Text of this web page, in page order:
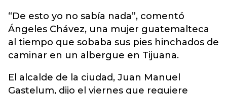
“De esto yo no sabía nada”, comentó
Ángeles Chávez, una mujer guatemalteca
al tiempo que sobaba sus pies hinchados de
caminar en un albergue en Tijuana.
El alcalde de la ciudad, Juan Manuel
Gastelum, dijo el viernes que requiere